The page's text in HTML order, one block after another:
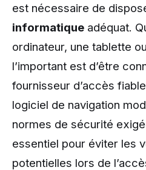
est nécessaire de
informatique adéquat.
ordinateur, une tablette
l’important est d’être
fournisseur d’accès
logiciel de navigation
normes de sécurité
essentiel pour éviter les
potentielles lors de